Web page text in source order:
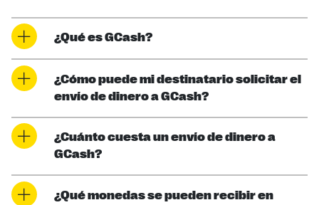
¿Qué es GCash?
¿Cómo puede mi destinatario solicitar el
envío de dinero a GCash?
¿Cuánto cuesta un envío de dinero a
GCash?
¿Qué monedas se pueden recibir en